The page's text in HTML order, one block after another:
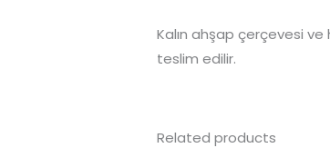
Kalın ahşap çerçevesi
teslim edilir.
Related products